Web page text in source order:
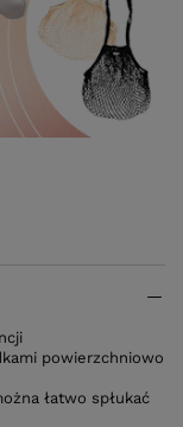
powierzchniowo
łatwo spłukać